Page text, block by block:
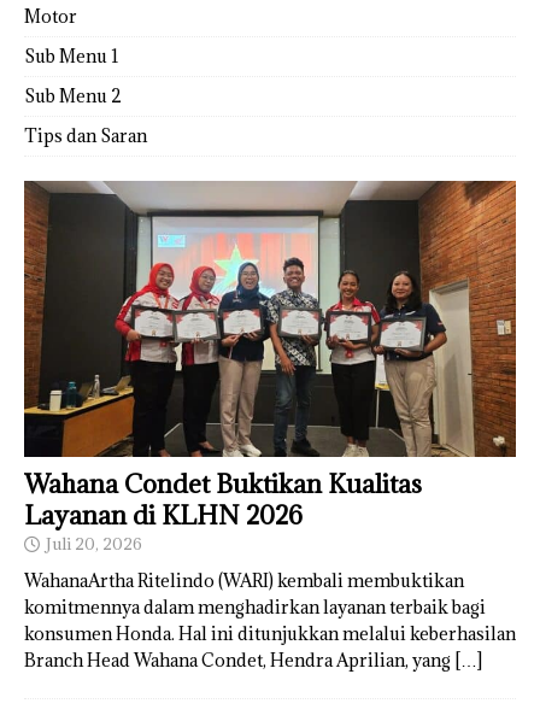
Motor
Sub Menu 1
Sub Menu 2
Tips dan Saran
Wahana Condet Buktikan Kualitas
Layanan di KLHN 2026
Juli 20, 2026
WahanaArtha Ritelindo (WARI) kembali membuktikan
komitmennya dalam menghadirkan layanan terbaik bagi
konsumen Honda. Hal ini ditunjukkan melalui keberhasilan
Branch Head Wahana Condet, Hendra Aprilian, yang […]